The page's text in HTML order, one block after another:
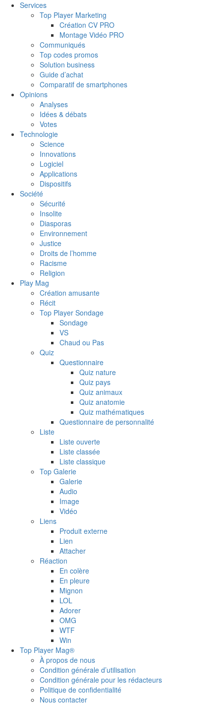
Services
Top Player Marketing
Création CV PRO
Montage Vidéo PRO
Communiqués
Top codes promos
Solution business
Guide d’achat
Comparatif de smartphones
Opinions
Analyses
Idées & débats
Votes
Technologie
Science
Innovations
Logiciel
Applications
Dispositifs
Société
Sécurité
Insolite
Diasporas
Environnement
Justice
Droits de l’homme
Racisme
Religion
Play Mag
Création amusante
Récit
Top Player Sondage
Sondage
VS
Chaud ou Pas
Quiz
Questionnaire
Quiz nature
Quiz pays
Quiz animaux
Quiz anatomie
Quiz mathématiques
Questionnaire de personnalité
Liste
Liste ouverte
Liste classée
Liste classique
Top Galerie
Galerie
Audio
Image
Vidéo
Liens
Produit externe
Lien
Attacher
Réaction
En colère
En pleure
Mignon
LOL
Adorer
OMG
WTF
Win
Top Player Mag®
À propos de nous
Condition générale d’utilisation
Condition générale pour les rédacteurs
Politique de confidentialité
Nous contacter